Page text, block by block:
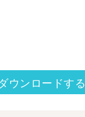
ウンロードする